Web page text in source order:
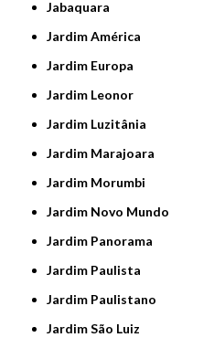
Jabaquara
Jardim América
Jardim Europa
Jardim Leonor
Jardim Luzitânia
Jardim Marajoara
Jardim Morumbi
Jardim Novo Mundo
Jardim Panorama
Jardim Paulista
Jardim Paulistano
Jardim São Luiz